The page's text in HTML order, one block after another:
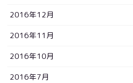
2016年12月
2016年11月
2016年10月
2016年7月